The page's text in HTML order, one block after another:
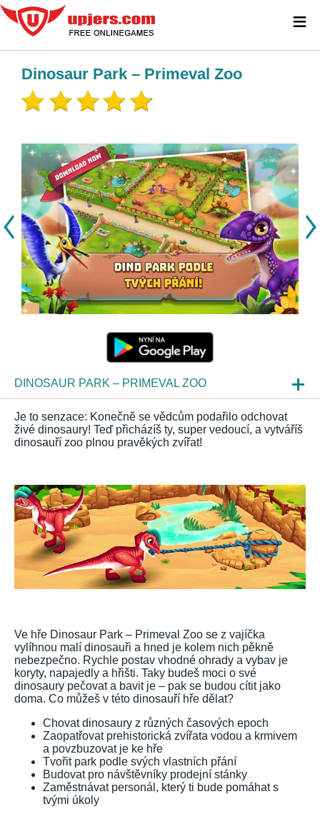
Dinosaur Park – Primeval Zoo
DINOSAUR PARK – PRIMEVAL ZOO
NOVINKY
NÁHLEDY HER
Je to senzace: Konečně se vědcům podařilo odchovat
živé dinosaury! Teď přicházíš ty, super vedoucí, a vytváříš
dinosauří zoo plnou pravěkých zvířat!
Ve hře Dinosaur Park – Primeval Zoo se z vajíčka
vylíhnou malí dinosauři a hned je kolem nich pěkně
nebezpečno. Rychle postav vhodné ohrady a vybav je
koryty, napajedly a hřišti. Taky budeš moci o své
dinosaury pečovat a bavit je – pak se budou cítit jako
doma. Co můžeš v této dinosauří hře dělat?
Chovat dinosaury z různých časových epoch
Zaopatřovat prehistorická zvířata vodou a krmivem
a povzbuzovat je ke hře
Tvořit park podle svých vlastních přání
Budovat pro návštěvníky prodejní stánky
Zaměstnávat personál, který ti bude pomáhat s
tvými úkoly
≡